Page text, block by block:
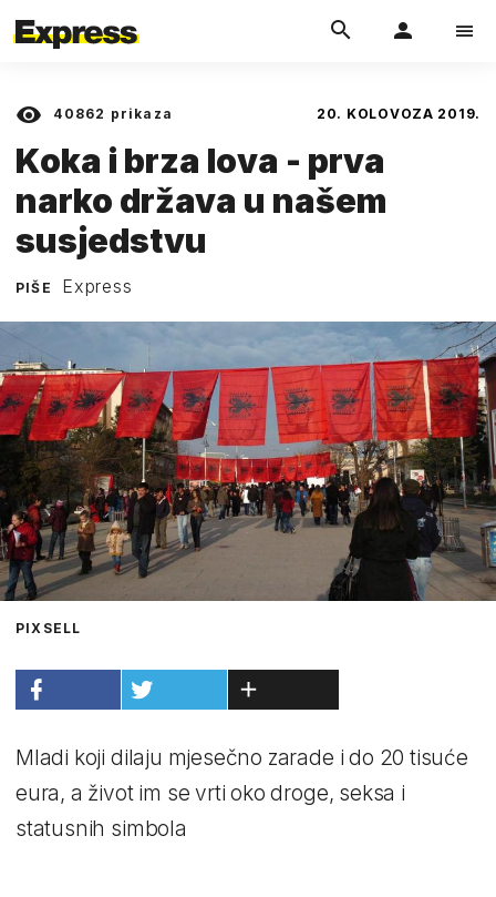
40862 prikaza 20. KOLOVOZA 2019.
Koka i brza lova - prva
narko država u našem
susjedstvu
PIŠE Express
PIXSELL
Mladi koji dilaju mjesečno zarade i do 20 tisuće
eura, a život im se vrti oko droge, seksa i
statusnih simbola